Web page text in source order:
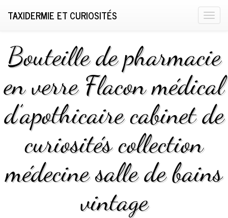
T
g
l
e
n
a
v
t
i
TAXIDERMIE ET CURIOSITÉS
Bouteille de pharmacie
en verre Flacon médical
d’apothicaire cabinet de
curiosités collection
médecine salle de bains
vintage